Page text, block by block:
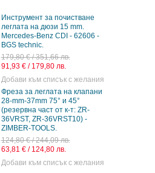
Инструмент за почистване
леглата на дюзи 15 mm.
Mercedes-Benz CDI - 62606 -
BGS technic.
179,80 € / 351,66 лв.
91,93 € / 179,80 лв.
Добави към списък с желания
Фреза за леглата на клапани
28-mm-37mm 75° и 45°
(резервна част от к-т: ZR-
36VRST, ZR-36VRST10) -
ZIMBER-TOOLS.
124,80 € / 244,09 лв.
63,81 € / 124,80 лв.
Добави към списък с желания